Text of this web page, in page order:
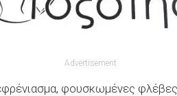
Advertisement
φουσκωμένες